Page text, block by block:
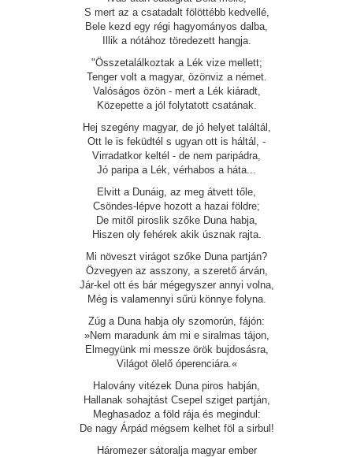
S mert az a csatadalt fölöttébb kedvellé,
Bele kezd egy régi hagyományos dalba,
Illik a nótához töredezett hangja.
"Összetalálkoztak a Lék vize mellett;
Tenger volt a magyar, özönviz a német.
Valóságos özön - mert a Lék kiáradt,
Közepette a jól folytatott csatának.
Hej szegény magyar, de jó helyet találtál,
Ott le is feküdtél s ugyan ott is háltál, -
Virradatkor keltél - de nem paripádra,
Jó paripa a Lék, vérhabos a háta...
Elvitt a Dunáig, az meg átvett tőle,
Csöndes-lépve hozott a hazai földre;
De mitől piroslik szőke Duna habja,
Hiszen oly fehérek akik úsznak rajta.
Mi növeszt virágot szőke Duna partján?
Özvegyen az asszony, a szerető árván,
Jár-kel ott és bár mégegyszer annyi volna,
Még is valamennyi sűrü könnye folyna.
Zúg a Duna habja oly szomorún, fájón:
»Nem maradunk ám mi e siralmas tájon,
Elmegyünk mi messze örök bujdosásra,
Világot ölelő óperenciára.«
Halovány vitézek Duna piros habján,
Hallanak sohajtást Csepel sziget partján,
Meghasadoz a föld rája és megindul:
De nagy Árpád mégsem kelhet föl a sirbul!
Háromezer sátoralja magyar ember